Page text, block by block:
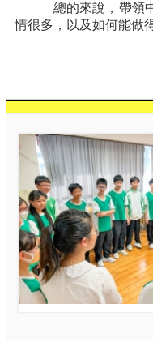
總的來說，帶領
情很多，以及如何能做